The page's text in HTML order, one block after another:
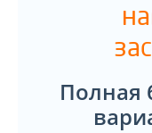
Полная